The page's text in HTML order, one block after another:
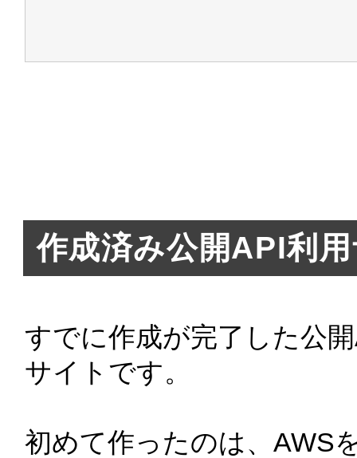
API公開→YouTube APIs
2008/02/20 第7回　キャッ
を実現するが公開されまし
2008/01/29
作成済み公開API利
すでに作成が完了した公
サイトです。
初めて作ったのは、AWS